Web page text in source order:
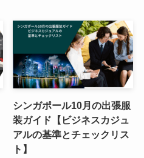
シンガポール10月の出張服
装ガイド【ビジネスカジュ
アルの基準とチェックリス
ト】